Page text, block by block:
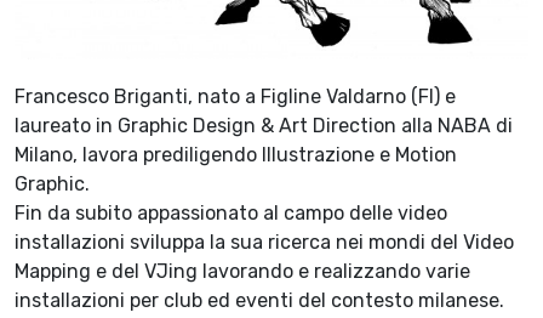
Francesco Briganti, nato a Figline Valdarno (FI) e
laureato in Graphic Design & Art Direction alla NABA di
Milano, lavora prediligendo Illustrazione e Motion
Graphic.
Fin da subito appassionato al campo delle video
installazioni sviluppa la sua ricerca nei mondi del Video
Mapping e del VJing lavorando e realizzando varie
installazioni per club ed eventi del contesto milanese.